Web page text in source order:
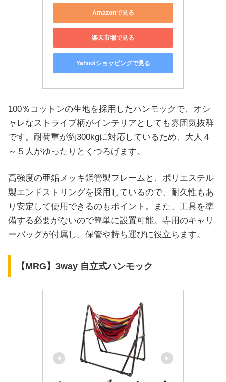
Amazonで見る
楽天市場で見る
Yahoo!ショッピングで見る
100％コットンの生地を採用したハンモックで、オシ
ャレなストライプ柄がインテリアとしても雰囲気抜群
です。耐荷重が約300kgに対応しているため、大人４
～５人がゆったりとくつろげます。
高強度の亜鉛メッキ鋼管製フレームと、ポリエステル
製エンドストリングを採用しているので、耐久性もあ
り安定して使用できるのもポイント。また、工具を準
備する必要がないので簡単に設置可能。専用のキャリ
ーバッグが付属し、保管や持ち運びに役立ちます。
【MRG】3way 自立式ハンモック